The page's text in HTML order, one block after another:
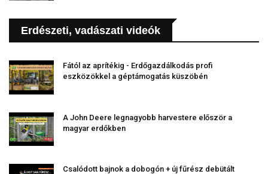
Erdészeti, vadászati videók
Fától az aprítékig - Erdőgazdálkodás profi
eszközökkel a géptámogatás küszöbén
A John Deere legnagyobb harvestere először a
magyar erdőkben
Csalódott bajnok a dobogón + új fűrész debütált